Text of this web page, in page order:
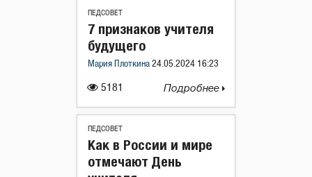
ПЕДСОВЕТ
5181
7 признаков учителя
будущего
Мария Плоткина 24.05.2024 16:23
Подробнее
ПЕДСОВЕТ
Как в России и мире
отмечают День